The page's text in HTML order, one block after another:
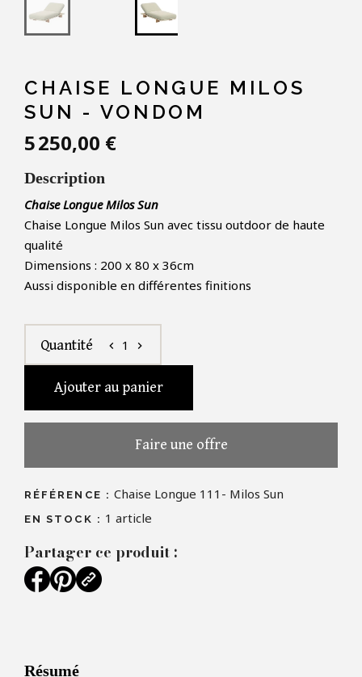
CHAISE LONGUE MILOS
SUN - VONDOM
5 250,00 €
Description
Chaise Longue Milos Sun
Chaise Longue Milos Sun avec tissu outdoor de haute
qualité
Dimensions : 200 x 80 x 36cm
Aussi disponible en différentes finitions
Quantité chevron_left 1 chevron_right
Ajouter au panier
Faire une offre
RÉFÉRENCE : Chaise Longue 111- Milos Sun
EN STOCK : 1 article
Partager ce produit :
Résumé